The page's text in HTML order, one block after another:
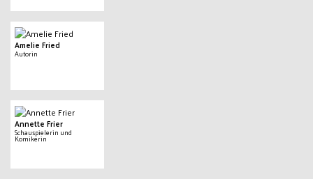
Amelie Fried
Autorin
Annette Frier
Schauspielerin und
Komikerin